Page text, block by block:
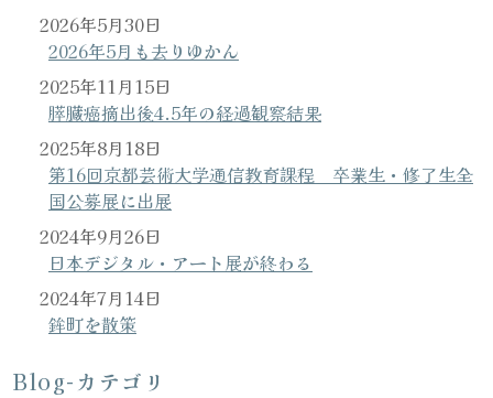
2026年5月も去りゆかん
2026年5月30日
膵臓癌摘出後4.5年の経過観察結果
2025年11月15日
第16回京都芸術大学通信教育課程 卒業生・修了生全
国公募展に出展
2025年8月18日
日本デジタル・アート展が終わる
2024年9月26日
鉾町を散策
2024年7月14日
Blog-カテゴリ